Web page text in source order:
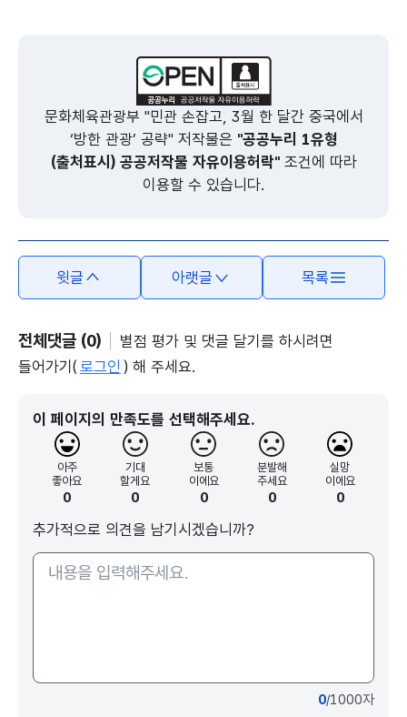
문화체육관광부 "민관 손잡고, 3월 한 달간 중국에서
‘방한 관광’ 공략" 저작물은 "공공누리 1유형
(출처표시) 공공저작물 자유이용허락"조건에 따라
이용할 수 있습니다.
윗글 아랫글 목록
전체댓글 (0)
별점 평가 및 댓글 달기를 하시려면
들어가기( 로그인 ) 해 주세요.
이 페이지의 만족도를 선택해주세요.
아주
좋아요
0
기대
할게요
0
보통
이에요
0
분발해
주세요
0
실망
이에요
0
추가적으로 의견을 남기시겠습니까?
0/1000자